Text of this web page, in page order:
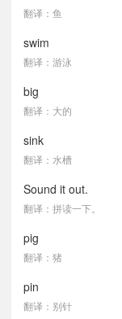
翻译：鱼
swim
翻译：游泳
big
翻译：大的
sink
翻译：水槽
Sound it out.
翻译：拼读一下。
pig
翻译：猪
pin
翻译：别针